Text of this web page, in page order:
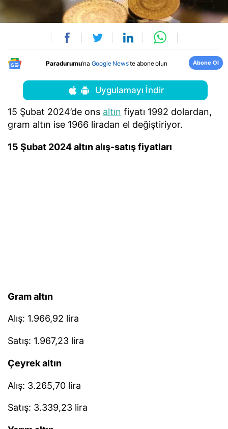
Paradurumu'na Google News'te abone olun Abone Ol
Uygulamayı İndir
15 Şubat 2024’de ons altın fiyatı 1992 dolardan,
gram altın ise 1966 liradan el değiştiriyor.
15 Şubat 2024 altın alış-satış fiyatları
Gram altın
Alış: 1.966,92 lira
Satış: 1.967,23 lira
Çeyrek altın
Alış: 3.265,70 lira
Satış: 3.339,23 lira